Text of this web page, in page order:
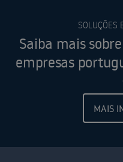
SOLUÇÕES
Saiba mais
empresas
MAIS